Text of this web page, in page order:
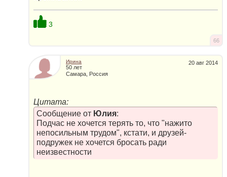
3
66
20 авг 2014
Ирина
50 лет
Самара, Россия
Цитата:
Сообщение от Юлия:
Подчас не хочется терять то, что "нажито
непосильным трудом", кстати, и друзей-
подружек не хочется бросать ради
неизвестности